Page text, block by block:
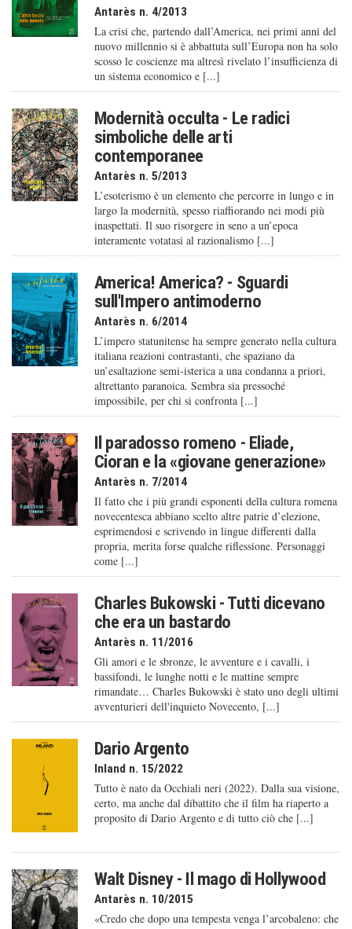
Antarès n. 4/2013
La crisi che, partendo dall’America, nei primi anni del
nuovo millennio si è abbattuta sull’Europa non ha solo
scosso le coscienze ma altresì rivelato l’insufficienza di
un sistema economico e [...]
Modernità occulta - Le radici
simboliche delle arti
contemporanee
Antarès n. 5/2013
L’esoterismo è un elemento che percorre in lungo e in
largo la modernità, spesso riaffiorando nei modi più
inaspettati. Il suo risorgere in seno a un’epoca
interamente votatasi al razionalismo [...]
America! America? - Sguardi
sull'Impero antimoderno
Antarès n. 6/2014
L’impero statunitense ha sempre generato nella cultura
italiana reazioni contrastanti, che spaziano da
un’esaltazione semi-isterica a una condanna a priori,
altrettanto paranoica. Sembra sia pressoché
impossibile, per chi si confronta [...]
Il paradosso romeno - Eliade,
Cioran e la «giovane generazione»
Antarès n. 7/2014
Il fatto che i più grandi esponenti della cultura romena
novecentesca abbiano scelto altre patrie d’elezione,
esprimendosi e scrivendo in lingue differenti dalla
propria, merita forse qualche riflessione. Personaggi
come [...]
Charles Bukowski - Tutti dicevano
che era un bastardo
Antarès n. 11/2016
Gli amori e le sbronze, le avventure e i cavalli, i
bassifondi, le lunghe notti e le mattine sempre
rimandate… Charles Bukowski è stato uno degli ultimi
avventurieri dell'inquieto Novecento, [...]
Dario Argento
Inland n. 15/2022
Tutto è nato da Occhiali neri (2022). Dalla sua visione,
certo, ma anche dal dibattito che il film ha riaperto a
proposito di Dario Argento e di tutto ciò che [...]
Walt Disney - Il mago di Hollywood
Antarès n. 10/2015
«Credo che dopo una tempesta venga l’arcobaleno: che